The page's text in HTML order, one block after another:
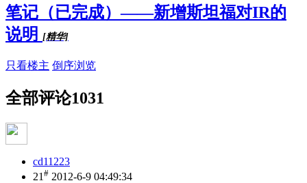
笔记（已完成）——新增斯坦福对IR的
说明
[精华]
只看楼主 倒序浏览
全部评论1031
cd11223
21 # 2012-6-9 04:49:34